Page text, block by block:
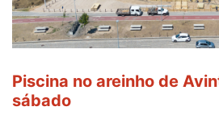
menos
de
24
após
campanha
Piscina no areinho de
sábado